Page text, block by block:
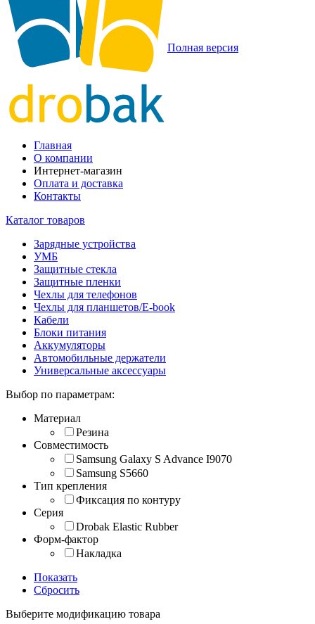
Полная версия
Главная
О компании
Интернет-магазин
Оплата и доставка
Контакты
Каталог товаров
Зарядные устройства
УМБ
Защитные стекла
Защитные пленки
Чехлы для телефонов
Чехлы для планшетов/E-book
Кабели
Блоки питания
Аккумуляторы
Автомобильные держатели
Универсальные аксессуары
Выбор по параметрам:
Материал
Резина
Совместимость
Samsung Galaxy S Advance I9070
Samsung S5660
Тип крепления
Фиксация по контуру
Серия
Drobak Elastic Rubber
Форм-фактор
Накладка
Показать
Сбросить
Выберите модификацию товара